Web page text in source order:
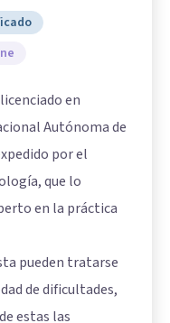
en
Autónoma de
por el
que lo
en la práctica
pueden tratarse
de dificultades,
estas las